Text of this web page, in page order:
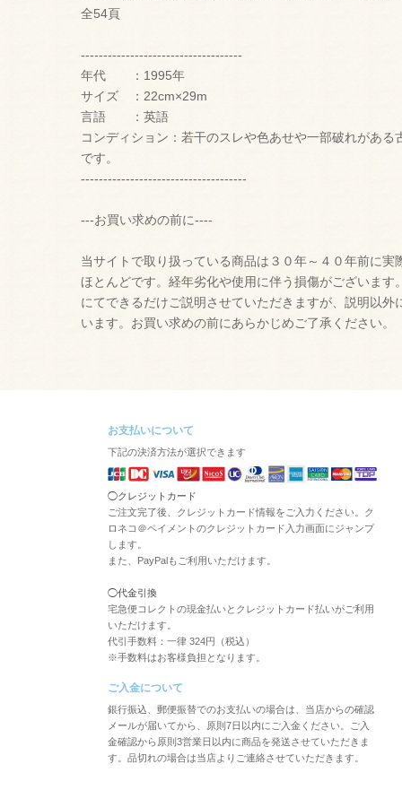
全54頁
------------------------------------
年代 ：1995年
サイズ ：22cm×29m
言語 ：英語
コンディション：若干のスレや色あせや一部破れがあ
です。
-------------------------------------
---お買い求めの前に----
当サイトで取り扱っている商品は３０年～４０年前に
ほとんどです。経年劣化や使用に伴う損傷がございま
にてできるだけご説明させていただきますが、説明以
います。お買い求めの前にあらかじめご了承ください。
お支払いについて
下記の決済方法が選択できます
◯クレジットカード
ご注文完了後、クレジットカード情報をご入力ください。ク
ロネコ＠ペイメントのクレジットカード入力画面にジャンプ
します。
また、PayPalもご利用いただけます。
◯代金引換
宅急便コレクトの現金払いとクレジットカード払いがご利用
いただけます。
代引手数料：一律 324円（税込）
※手数料はお客様負担となります。
ご入金について
銀行振込、郵便振替でのお支払いの場合は、当店からの確認
メールが届いてから、原則7日以内にご入金ください。ご入
金確認から原則3営業日以内に商品を発送させていただきま
す。品切れの場合は当店よりご連絡させていただきます。